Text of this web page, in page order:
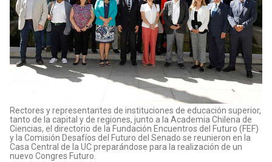
Rectores y representantes de instituciones de educación superior,
tanto de la capital y de regiones, junto a la Academia Chilena de
Ciencias, el directorio de la Fundación Encuentros del Futuro (FEF)
y la Comisión Desafíos del Futuro del Senado se reunieron en la
Casa Central de la UC preparándose para la realización de un
nuevo Congres Futuro.